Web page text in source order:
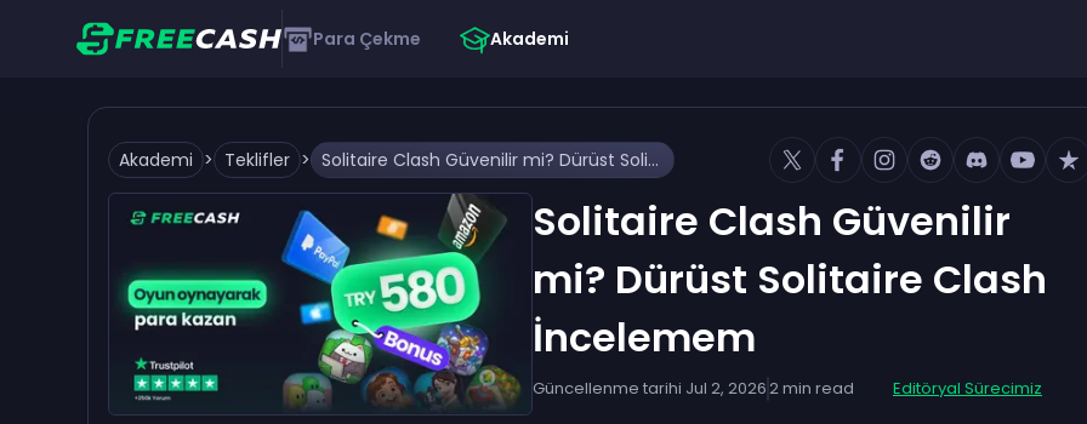
Para Çekme Akademi
Akademi > Teklifler > Solitaire Clash Güvenilir mi? Dürüst Solitaire Clash İncelemem
Solitaire Clash Güvenilir
mi? Dürüst Solitaire Clash
İncelemem
Güncellenme tarihi Jul 2, 20262min read Editöryal Sürecimiz